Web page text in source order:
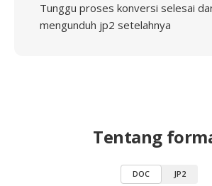
Tunggu proses konversi selesai
mengunduh jp2 setelahnya
Tentang
DOC JP2